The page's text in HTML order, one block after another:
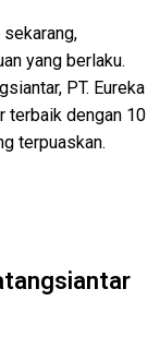
yang berlaku.
PT. Eureka
terbaik dengan 10
terpuaskan.